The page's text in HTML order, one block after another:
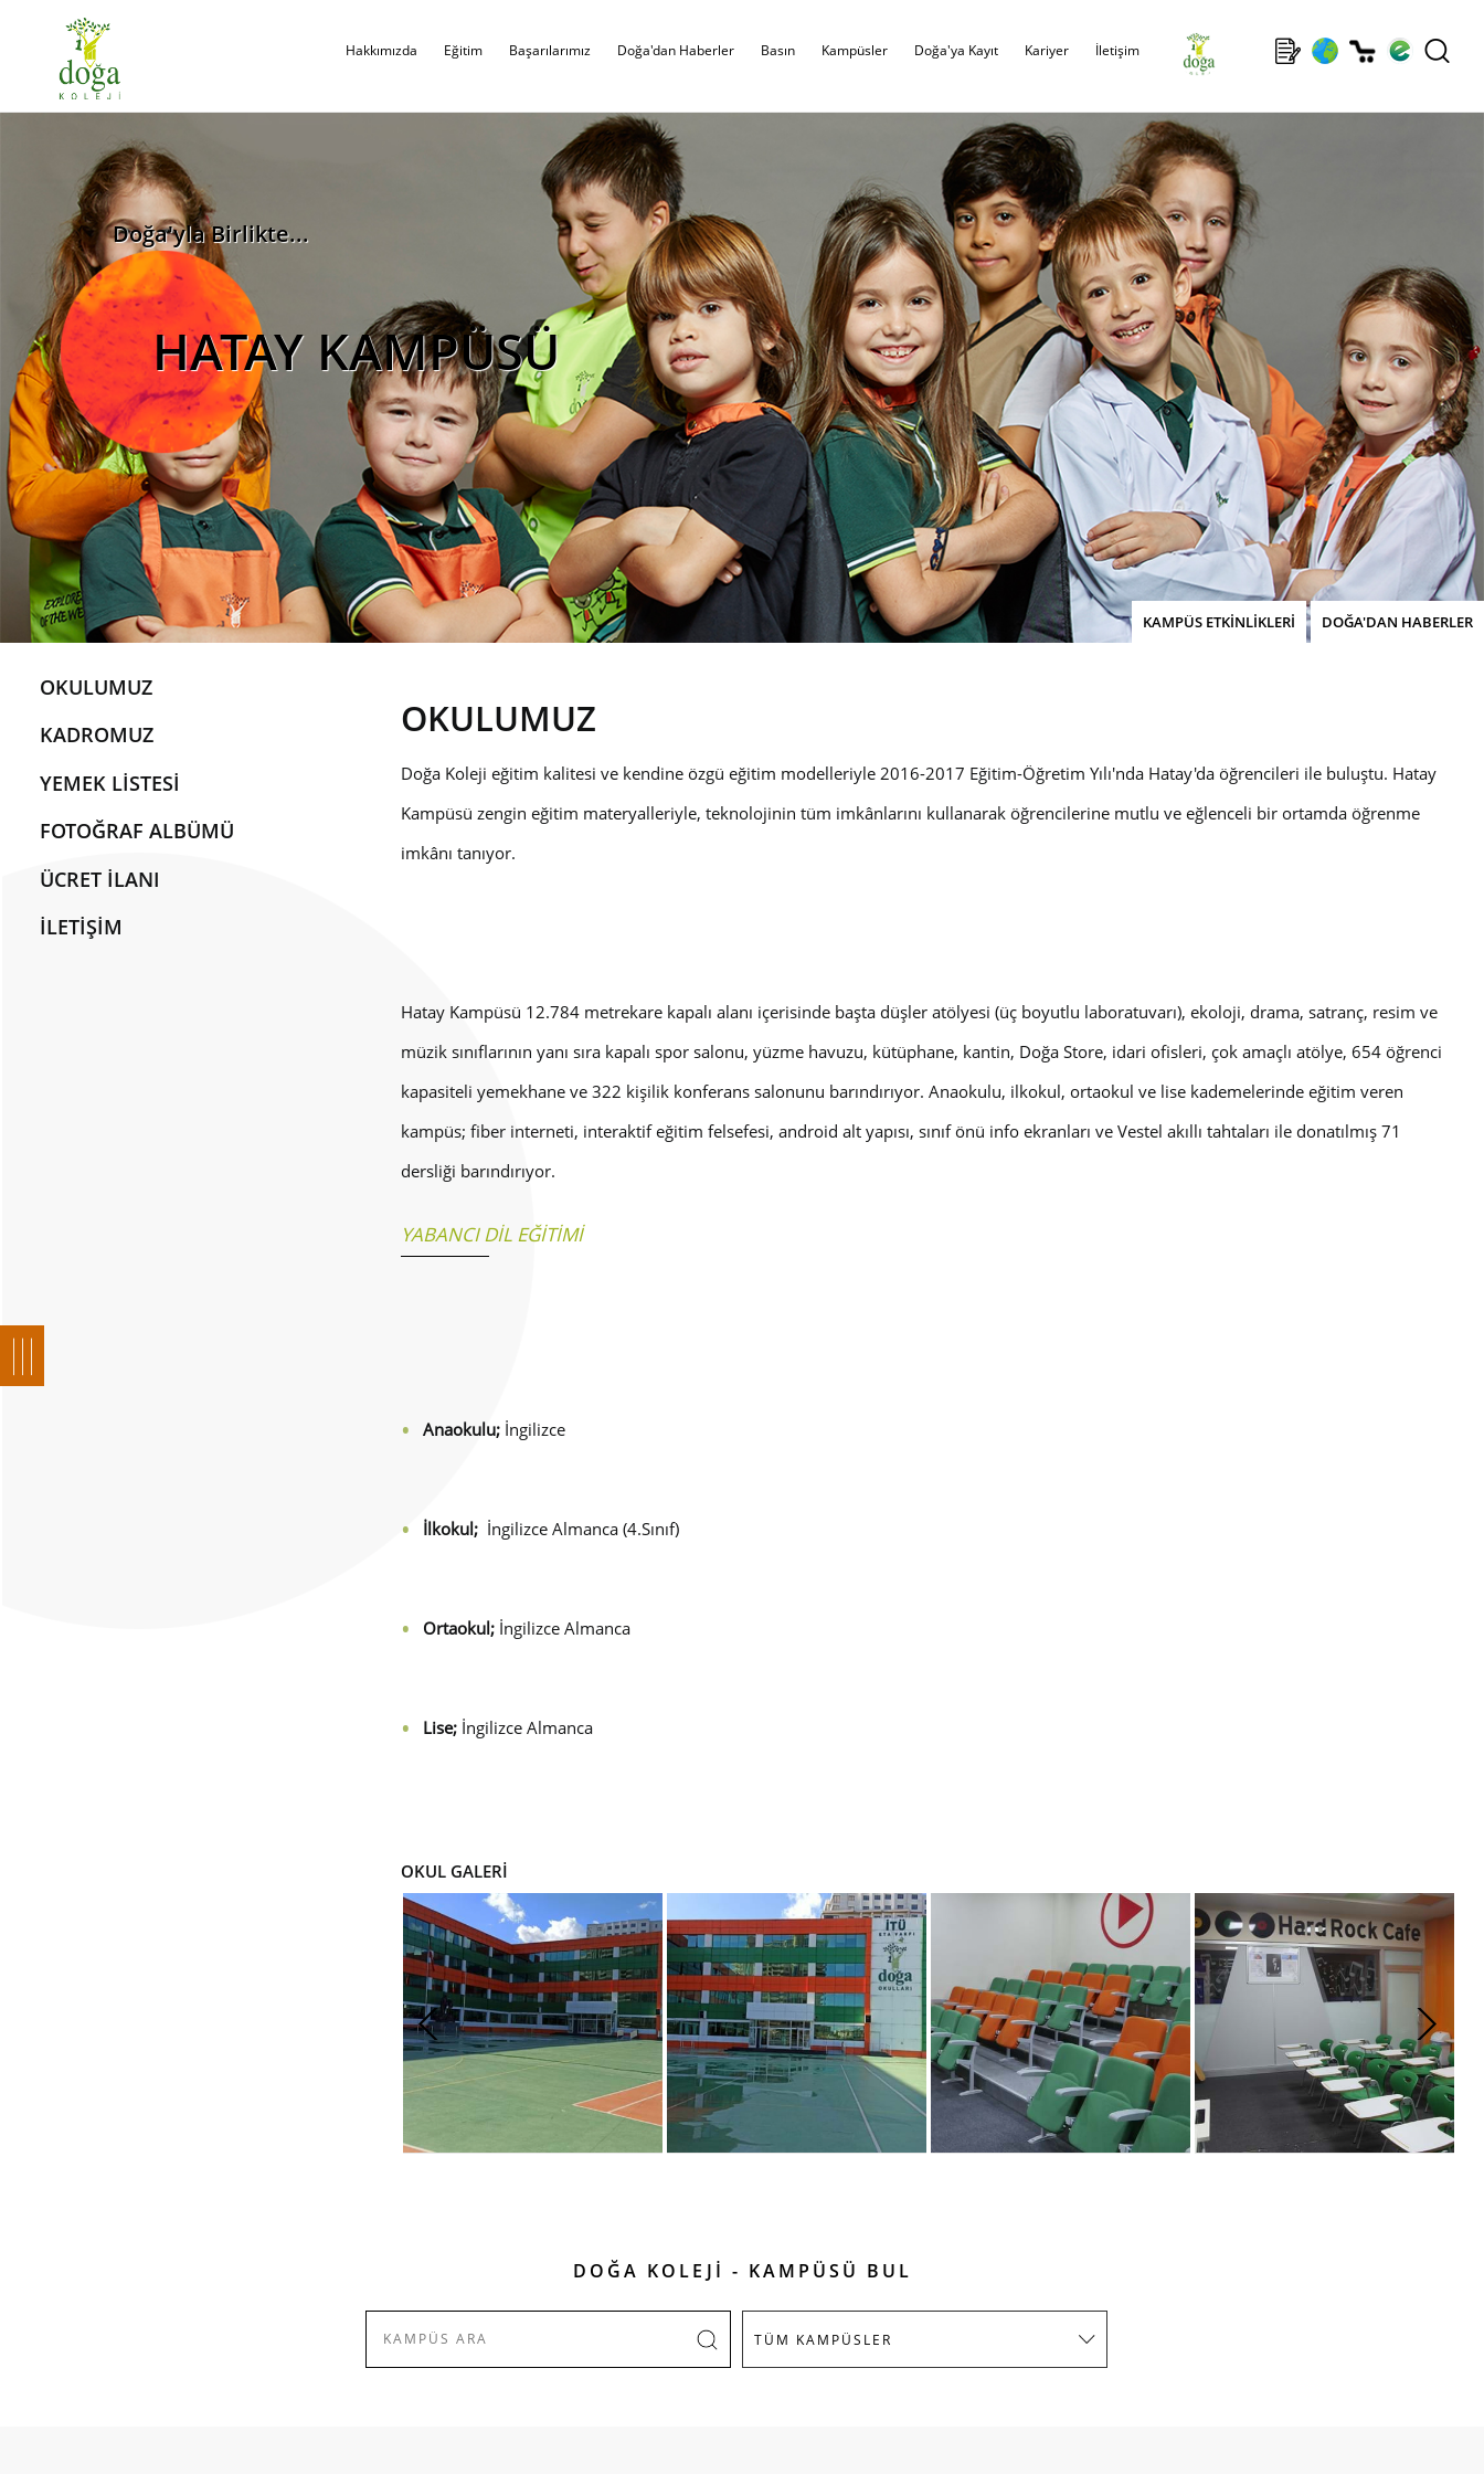
Hakkımızda Eğitim Başarılarımız Doğa'dan Haberler Basın Kampüsler Doğa'ya Kayıt Kariyer İletişim
Doğa'yla Birlikte...
HATAY KAMPÜSÜ
KAMPÜS ETKİNLİKLERİ DOĞA'DAN HABERLER
OKULUMUZ
KADROMUZ
YEMEK LİSTESİ
FOTOĞRAF ALBÜMÜ
ÜCRET İLANI
İLETİŞİM
OKULUMUZ
Doğa Koleji eğitim kalitesi ve kendine özgü eğitim modelleriyle 2016-2017 Eğitim-Öğretim Yılı'nda Hatay'da öğrencileri ile buluştu. Hatay
Kampüsü zengin eğitim materyalleriyle, teknolojinin tüm imkânlarını kullanarak öğrencilerine mutlu ve eğlenceli bir ortamda öğrenme
imkânı tanıyor.
Hatay Kampüsü 12.784 metrekare kapalı alanı içerisinde başta düşler atölyesi (üç boyutlu laboratuvarı), ekoloji, drama, satranç, resim ve
müzik sınıflarının yanı sıra kapalı spor salonu, yüzme havuzu, kütüphane, kantin, Doğa Store, idari ofisleri, çok amaçlı atölye, 654 öğrenci
kapasiteli yemekhane ve 322 kişilik konferans salonunu barındırıyor. Anaokulu, ilkokul, ortaokul ve lise kademelerinde eğitim veren
kampüs; fiber interneti, interaktif eğitim felsefesi, android alt yapısı, sınıf önü info ekranları ve Vestel akıllı tahtaları ile donatılmış 71
dersliği barındırıyor.
YABANCI DİL EĞİTİMİ
Anaokulu;İngilizce
İlkokul; İngilizce Almanca (4.Sınıf)
Ortaokul; İngilizce Almanca
Lise; İngilizce Almanca
OKUL GALERİ
DOĞA KOLEJİ - KAMPÜSÜ BUL